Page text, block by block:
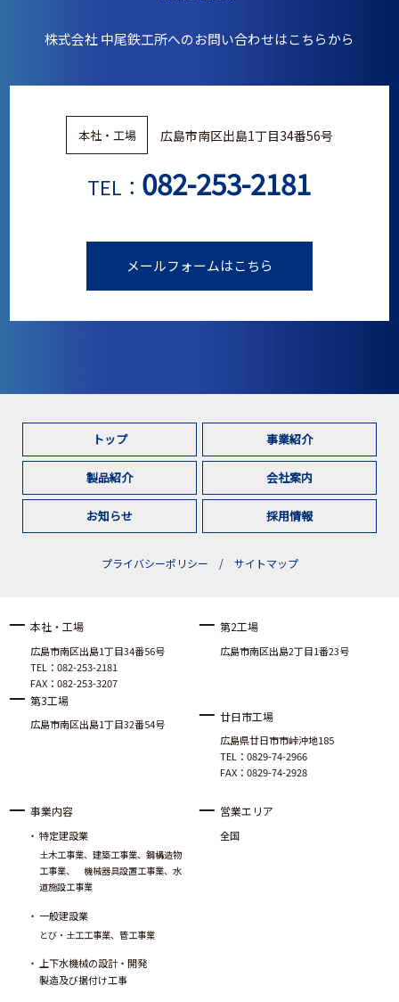
株式会社 中尾鉄工所へのお問い合わせはこちらから
本社・工場 広島市南区出島1丁目34番56号
TEL： 082-253-2181
メールフォームはこちら
トップ 事業紹介
製品紹介 会社案内
お知らせ 採用情報
プライバシーポリシー サイトマップ
本社・工場
広島市南区出島1丁目34番56号
TEL：082-253-2181
FAX：082-253-3207
第2工場
広島市南区出島2丁目1番23号
第3工場
広島市南区出島1丁目32番54号
廿日市工場
広島県廿日市市峠沖地185
TEL：0829-74-2966
FAX：0829-74-2928
事業内容
特定建設業
土木工事業、建築工事業、鋼構造物
工事業、 機械器具設置工事業、水
道施設工事業
一般建設業
とび・土工工事業、管工事業
上下水機械の設計・開発
製造及び据付け工事
営業エリア
全国